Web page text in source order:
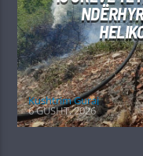
Kushtrim Guraj
6 GUSHT, 2026